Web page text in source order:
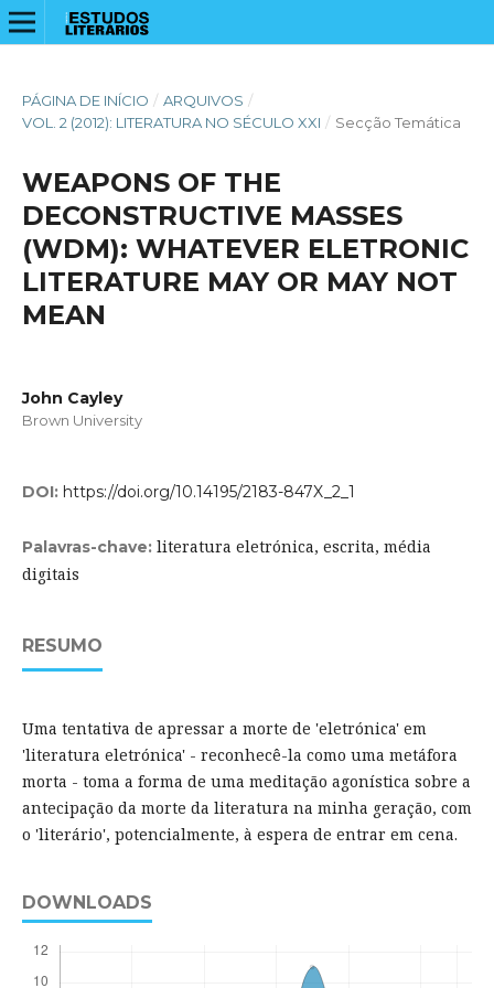
PÁGINA DE INÍCIO / ARQUIVOS /
VOL. 2 (2012): LITERATURA NO SÉCULO XXI / Secção Temática
WEAPONS OF THE
DECONSTRUCTIVE MASSES
(WDM): WHATEVER ELETRONIC
LITERATURE MAY OR MAY NOT
MEAN
John Cayley
Brown University
DOI: https://doi.org/10.14195/2183-847X_2_1
Palavras-chave: literatura eletrónica, escrita, média
digitais
RESUMO
Uma tentativa de apressar a morte de 'eletrónica' em
'literatura eletrónica' - reconhecê-la como uma metáfora
morta - toma a forma de uma meditação agonística sobre a
antecipação da morte da literatura na minha geração, com
o 'literário', potencialmente, à espera de entrar em cena.
DOWNLOADS